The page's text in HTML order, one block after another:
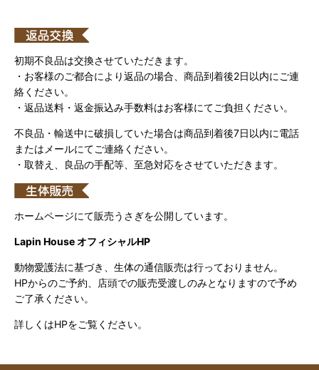
初期不良品は交換させていただきます。
・お客様のご都合により返品の場合、商品到着後2日以内にご連
絡ください。
・返品送料・返金振込み手数料はお客様にてご負担ください。
不良品・輸送中に破損していた場合は商品到着後7日以内に電話
またはメールにてご連絡ください。
・取替え、良品の手配等、至急対応をさせていただきます。
ホームページにて販売うさぎを公開しています。
Lapin House オフィシャルHP
動物愛護法に基づき、生体の通信販売は行っておりません。
HPからのご予約、店頭での販売受渡しのみとなりますので予め
ご了承ください。
詳しくはHPをご覧ください。